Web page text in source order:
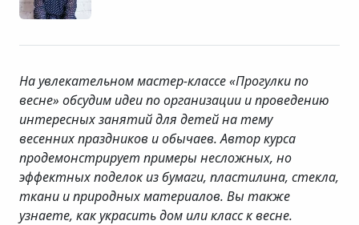
На увлекательном мастер-классе «Прогулки по
весне» обсудим идеи по организации и проведению
интересных занятий для детей на тему
весенних праздников и обычаев. Автор курса
продемонстрирует примеры несложных, но
эффектных поделок из бумаги, пластилина, стекла,
ткани и природных материалов. Вы также
узнаете, как украсить дом или класс к весне.